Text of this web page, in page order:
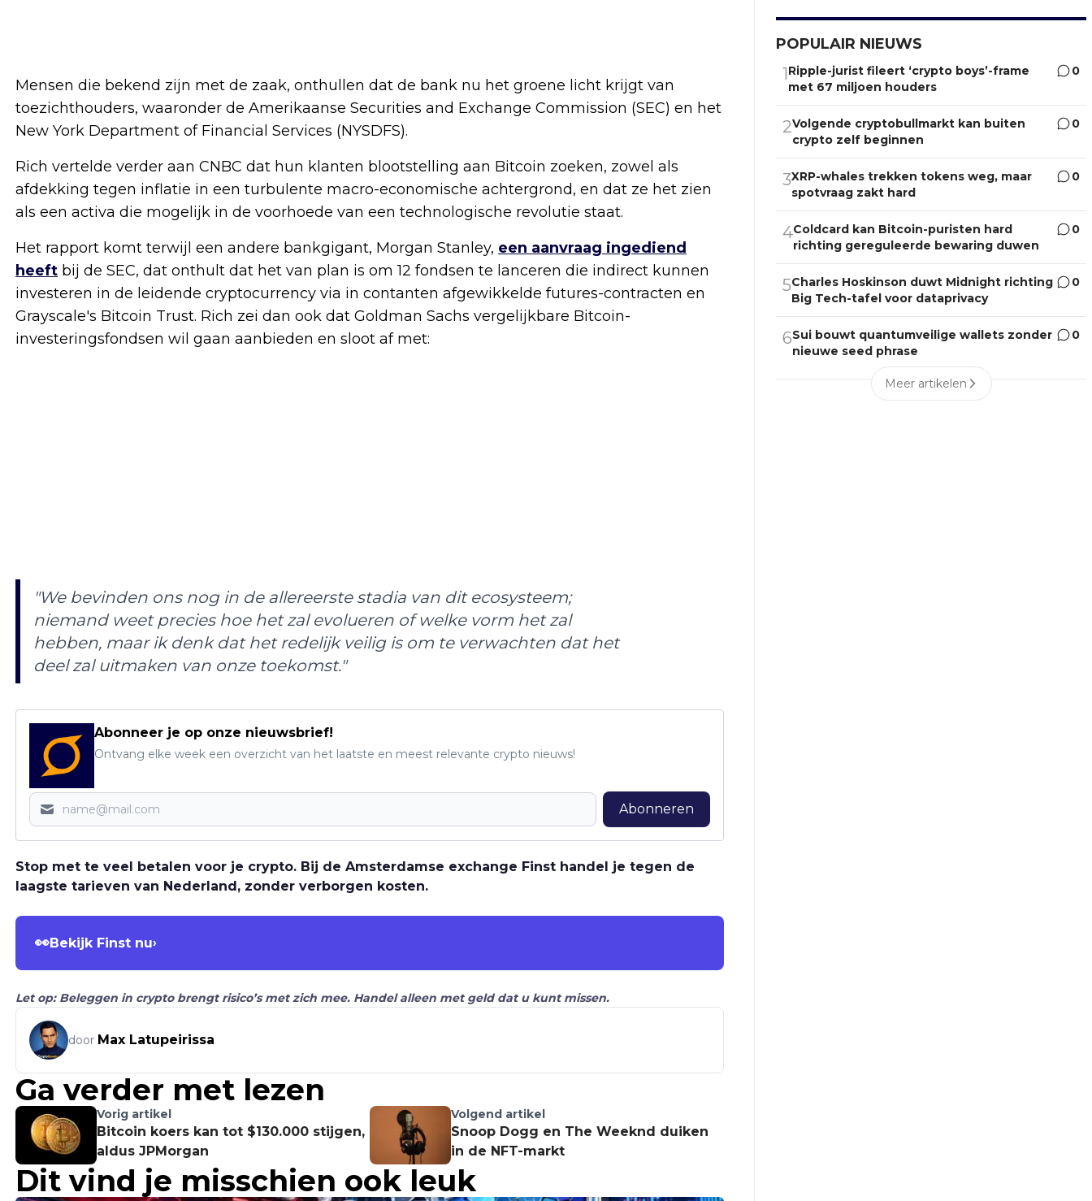
Mensen die bekend zijn met de zaak, onthullen dat de bank nu het groene licht krijgt van
toezichthouders, waaronder de Amerikaanse Securities and Exchange Commission (SEC) en het
New York Department of Financial Services (NYSDFS).
Rich vertelde verder aan CNBC dat hun klanten blootstelling aan Bitcoin zoeken, zowel als
afdekking tegen inflatie in een turbulente macro-economische achtergrond, en dat ze het zien
als een activa die mogelijk in de voorhoede van een technologische revolutie staat.
Het rapport komt terwijl een andere bankgigant, Morgan Stanley, een aanvraag ingediend
heeft bij de SEC, dat onthult dat het van plan is om 12 fondsen te lanceren die indirect kunnen
investeren in de leidende cryptocurrency via in contanten afgewikkelde futures-contracten en
Grayscale's Bitcoin Trust. Rich zei dan ook dat Goldman Sachs vergelijkbare Bitcoin-
investeringsfondsen wil gaan aanbieden en sloot af met:
"We bevinden ons nog in de allereerste stadia van dit ecosysteem;
niemand weet precies hoe het zal evolueren of welke vorm het zal
hebben, maar ik denk dat het redelijk veilig is om te verwachten dat het
deel zal uitmaken van onze toekomst."
Abonneer je op onze nieuwsbrief!
Ontvang elke week een overzicht van het laatste en meest relevante crypto nieuws!
Abonneren
Stop met te veel betalen voor je crypto. Bij de Amsterdamse exchange Finst handel je tegen de
laagste tarieven van Nederland, zonder verborgen kosten.
👀Bekijk Finst nu›
Let op: Beleggen in crypto brengt risico’s met zich mee. Handel alleen met geld dat u kunt missen.
door Max Latupeirissa
Ga verder met lezen
Vorig artikel
Bitcoin koers kan tot $130.000 stijgen,
aldus JPMorgan
Volgend artikel
Snoop Dogg en The Weeknd duiken
in de NFT-markt
Dit vind je misschien ook leuk
POPULAIR NIEUWS
1Ripple-jurist fileert ‘crypto boys’-frame
met 67 miljoen houders
0
2Volgende cryptobullmarkt kan buiten
crypto zelf beginnen
0
3XRP-whales trekken tokens weg, maar
spotvraag zakt hard
0
4Coldcard kan Bitcoin-puristen hard
richting gereguleerde bewaring duwen
0
5Charles Hoskinson duwt Midnight richting
Big Tech-tafel voor dataprivacy
0
6Sui bouwt quantumveilige wallets zonder
nieuwe seed phrase
0
Meer artikelen